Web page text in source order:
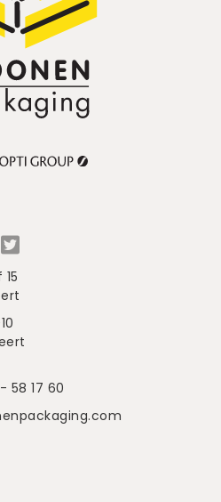
58 17 60